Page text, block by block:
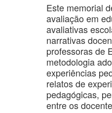
Este memorial
avaliação em
avaliativas
narrativas
professoras de
metodologia
experiências
relatos de
pedagógicas,
entre os